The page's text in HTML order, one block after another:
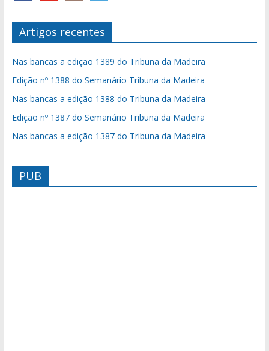
Artigos recentes
Nas bancas a edição 1389 do Tribuna da Madeira
Edição nº 1388 do Semanário Tribuna da Madeira
Nas bancas a edição 1388 do Tribuna da Madeira
Edição nº 1387 do Semanário Tribuna da Madeira
Nas bancas a edição 1387 do Tribuna da Madeira
PUB